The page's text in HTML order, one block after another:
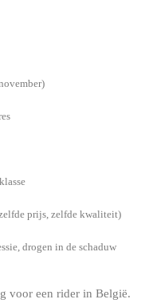
prijs, zelfde kwaliteit)
drogen in de schaduw
voor een rider in België.